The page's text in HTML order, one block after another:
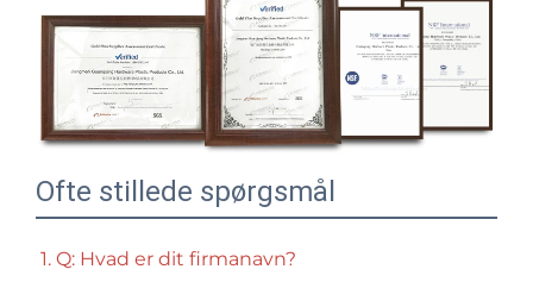
Ofte stillede spørgsmål
1. Q: Hvad er dit firmanavn?